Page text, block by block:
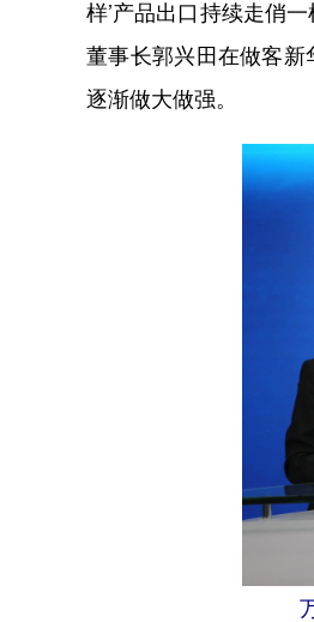
样’产品出口持续走俏
董事长郭兴田在做客新
逐渐做大做强。